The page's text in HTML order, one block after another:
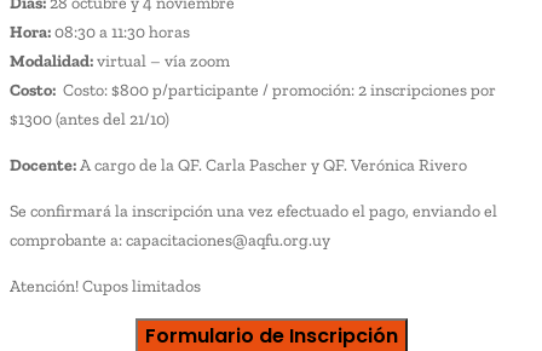
Hora:08:30 a 11:30 horas
Modalidad:virtual – vía zoom
Costo: Costo: $800 p/participante / promoción: 2 inscripciones por
$1300 (antes del 21/10)
Docente:A cargo de la QF. Carla Pascher y QF. Verónica Rivero
Se confirmará la inscripción una vez efectuado el pago, enviando el
comprobante a: capacitaciones@aqfu.org.uy
Atención! Cupos limitados
Formulario de Inscripción